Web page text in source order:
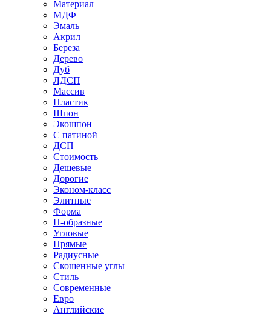
Материал
МДФ
Эмаль
Акрил
Береза
Дерево
Дуб
ЛДСП
Массив
Пластик
Шпон
Экошпон
С патиной
ДСП
Стоимость
Дешевые
Дорогие
Эконом-класс
Элитные
Форма
П-образные
Угловые
Прямые
Радиусные
Скошенные углы
Стиль
Современные
Евро
Английские